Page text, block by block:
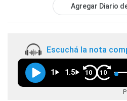
Agregar Diario
Escuchá la nota
1 1.5 10 10